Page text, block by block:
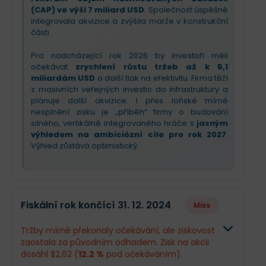
(CAP) ve výši 7 miliard USD. Společnost úspěšně
integrovala akvizice a zvýšila marže v konstrukční
části.
Pro nadcházející rok 2026 by investoři měli
očekávat zrychlení růstu tržeb až k 5,1
miliardám USD a další tlak na efektivitu. Firma těží
z masivních veřejných investic do infrastruktury a
plánuje další akvizice. I přes loňské mírné
nesplnění zisku je „příběh“ firmy o budování
silného, vertikálně integrovaného hráče s jasným
výhledem na ambiciózní cíle pro rok 2027.
Výhled zůstává optimistický.
Fiskální rok končící 31. 12. 2024 Miss
Tržby mírně překonaly očekávání, ale ziskovost
zaostala za původním odhadem. Zisk na akcii
dosáhl $2,62 (12.2 % pod očekáváním).